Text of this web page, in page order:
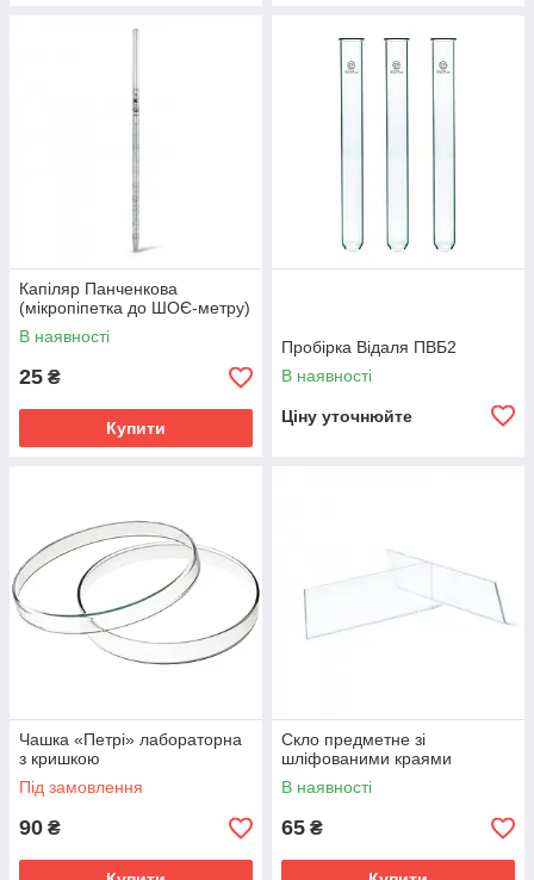
Капіляр Панченкова
(мікропіпетка до ШОЄ-метру)
В наявності
25 ₴
Купити
Пробірка Відаля ПВБ2
В наявності
Ціну уточнюйте
Чашка «Петрі» лабораторна
з кришкою
Під замовлення
90 ₴
Скло предметне зі
шліфованими краями
В наявності
65 ₴